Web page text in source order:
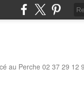
au Perche 02 37 29 12